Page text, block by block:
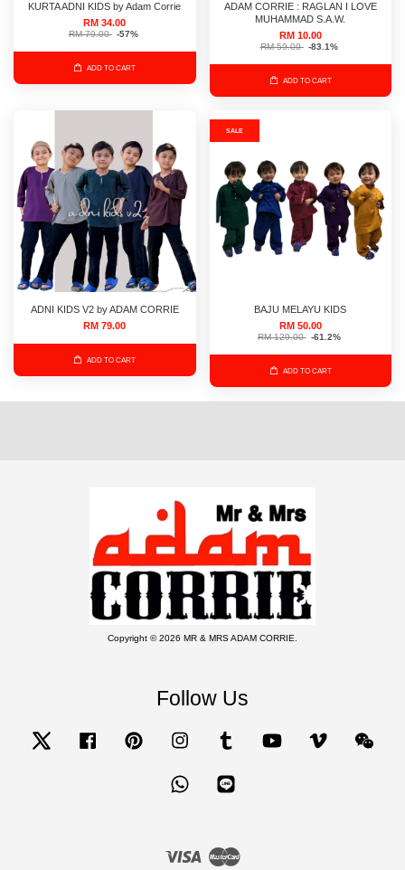
KURTA ADNI KIDS by Adam Corrie
RM 34.00
RM 79.00 -57%
ADD TO CART
ADAM CORRIE : RAGLAN I LOVE
MUHAMMAD S.A.W.
RM 10.00
RM 59.00 -83.1%
ADD TO CART
ADNI KIDS V2 by ADAM CORRIE
RM 79.00
ADD TO CART
SALE
BAJU MELAYU KIDS
RM 50.00
RM 129.00 -61.2%
ADD TO CART
Copyright © 2026 MR & MRS ADAM CORRIE.
Follow Us
Twitter Facebook Pinterest Instagram Tumblr YouTube Vimeo
Whatsapp
Visa